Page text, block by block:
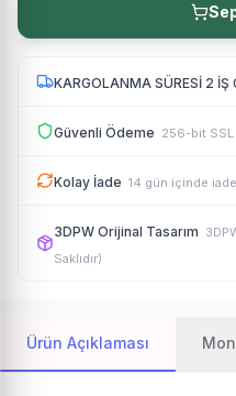
KARGOLANMA SÜRESİ 2 İŞ
Güvenli Ödeme 256-bit
Kolay İade 14 gün içinde iade
3DPW Orijinal Tasarım
Saklıdır)
Ürün Açıklaması